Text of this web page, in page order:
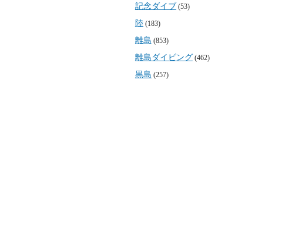
記念ダイブ (53)
陸(183)
離島 (853)
離島ダイビング (462)
黒島 (257)